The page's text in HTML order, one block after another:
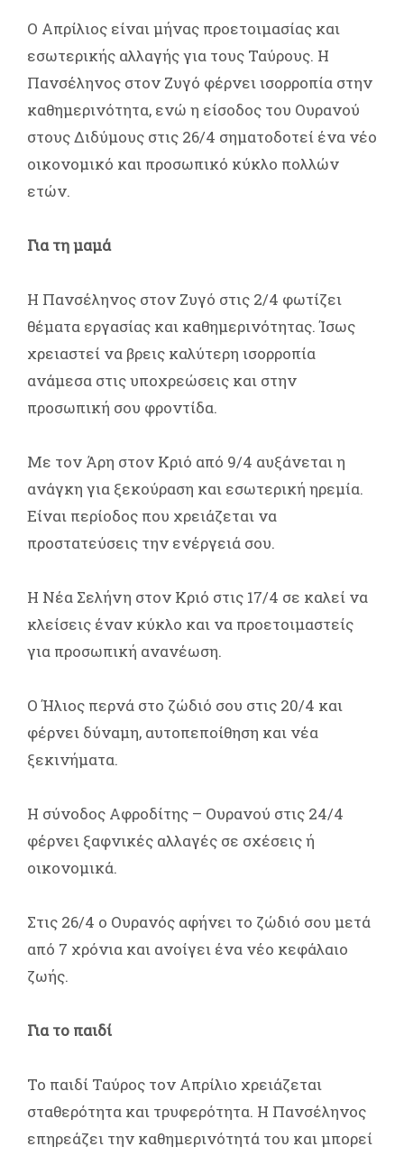
Ο Απρίλιος είναι μήνας προετοιμασίας και
εσωτερικής αλλαγής για τους Ταύρους. Η
Πανσέληνος στον Ζυγό φέρνει ισορροπία στην
καθημερινότητα, ενώ η είσοδος του Ουρανού
στους Διδύμους στις 26/4 σηματοδοτεί ένα νέο
οικονομικό και προσωπικό κύκλο πολλών
ετών.
Για τη μαμά
Η Πανσέληνος στον Ζυγό στις 2/4 φωτίζει
θέματα εργασίας και καθημερινότητας. Ίσως
χρειαστεί να βρεις καλύτερη ισορροπία
ανάμεσα στις υποχρεώσεις και στην
προσωπική σου φροντίδα.
Με τον Άρη στον Κριό από 9/4 αυξάνεται η
ανάγκη για ξεκούραση και εσωτερική ηρεμία.
Είναι περίοδος που χρειάζεται να
προστατεύσεις την ενέργειά σου.
Η Νέα Σελήνη στον Κριό στις 17/4 σε καλεί να
κλείσεις έναν κύκλο και να προετοιμαστείς
για προσωπική ανανέωση.
Ο Ήλιος περνά στο ζώδιό σου στις 20/4 και
φέρνει δύναμη, αυτοπεποίθηση και νέα
ξεκινήματα.
Η σύνοδος Αφροδίτης – Ουρανού στις 24/4
φέρνει ξαφνικές αλλαγές σε σχέσεις ή
οικονομικά.
Στις 26/4 ο Ουρανός αφήνει το ζώδιό σου μετά
από 7 χρόνια και ανοίγει ένα νέο κεφάλαιο
ζωής.
Για το παιδί
Το παιδί Ταύρος τον Απρίλιο χρειάζεται
σταθερότητα και τρυφερότητα. Η Πανσέληνος
επηρεάζει την καθημερινότητά του και μπορεί